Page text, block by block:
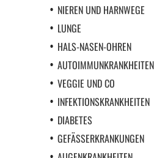
NIEREN UND HARNWEGE
LUNGE
HALS-NASEN-OHREN
AUTOIMMUNKRANKHEITEN
VEGGIE UND CO
INFEKTIONSKRANKHEITEN
DIABETES
GEFÄSSERKRANKUNGEN